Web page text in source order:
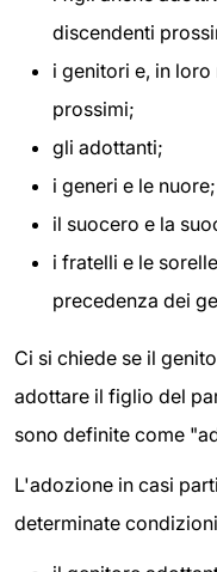
discendenti
i genitori e, in
prossimi;
gli adottanti;
i generi e le nuore;
il suocero e la
i fratelli e le
precedenza dei
Ci si chiede se il
adottare il figlio del
sono definite come
L'adozione in casi
determinate